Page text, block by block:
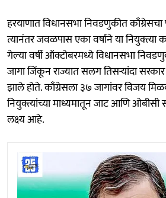
हरयाणात विधानसभा निवडणुकीत काँग्रेसचा
त्यानंतर जवळपास एका वर्षाने या
गेल्या वर्षी ऑक्टोबरमध्ये विधानसभा
जागा जिंकून राज्यात सलग तिसऱ्यांदा
झाले होते. काँग्रेसला ३७ जागांवर विजय
नियुक्त्यांच्या माध्यमातून जाट आणि
लक्ष्य आहे.